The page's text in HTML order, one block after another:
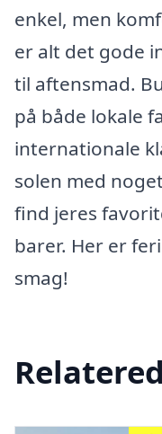
enkel, men
er alt det gode
til aftensmad.
på både lokale
internationale
solen med
find jeres
barer. Her er
smag!